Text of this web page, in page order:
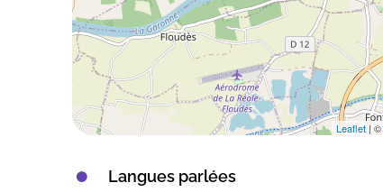
Leaflet | ©
Langues parlées